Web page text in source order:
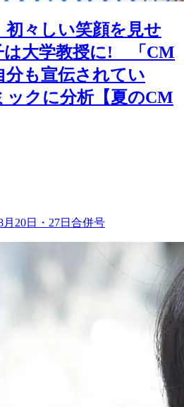
初々しい笑顔を見せ
は大学教授に! 「CM
分も宣伝されてい
ックに分析【夏のCM
20日・27日合併号